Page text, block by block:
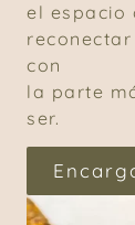
el espacio
con
la parte
ser.